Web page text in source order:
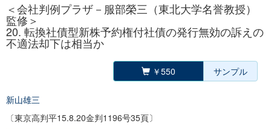
＜会社判例プラザ－服部榮三（東北大学名誉教授）
監修＞
20. 転換社債型新株予約権付社債の発行無効の訴えの
不適法却下は相当か
￥550 サンプル
新山雄三
〔東京高判平15.8.20金判1196号35頁〕